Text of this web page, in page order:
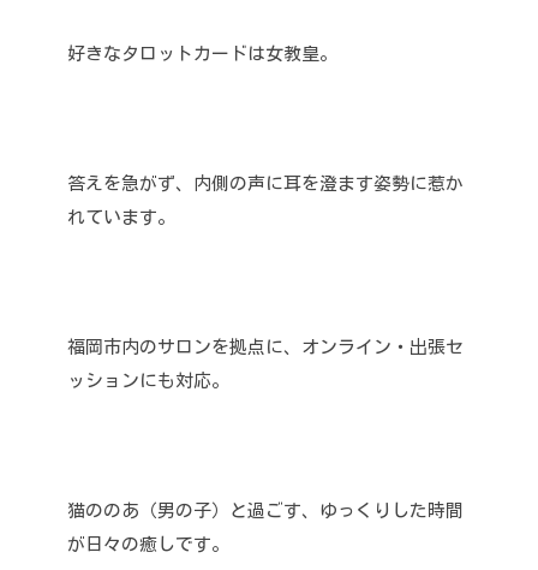
好きなタロットカードは女教皇。
答えを急がず、内側の声に耳を澄ます姿勢に惹か
れています。
福岡市内のサロンを拠点に、オンライン・出張セ
ッションにも対応。
猫ののあ（男の子）と過ごす、ゆっくりした時間
が日々の癒しです。